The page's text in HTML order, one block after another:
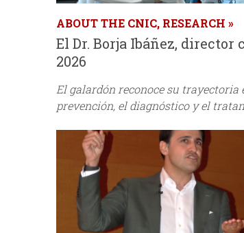
ABOUT THE CNIC, RESEARCH
El Dr. Borja Ibáñez,
2026
El galardón reconoce su
prevención, el diagnóstico y el